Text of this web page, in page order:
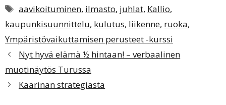
Avainsanat
aavikoituminen, ilmasto, juhlat, Kallio,
kaupunkisuunnittelu, kulutus, liikenne, ruoka,
Ympäristövaikuttamisen perusteet -kurssi
Nyt hyvä elämä ½ hintaan! – verbaalinen
muotinäytös Turussa
Kaarinan strategiasta